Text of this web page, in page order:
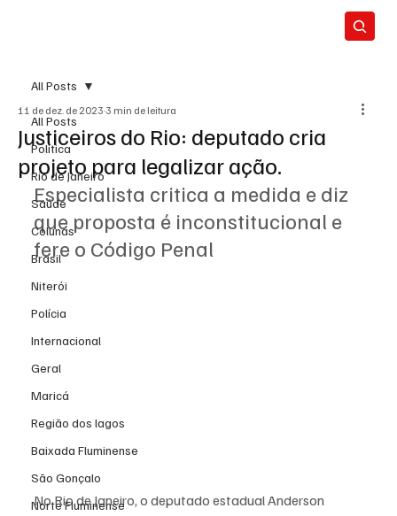
All Posts
Política
Rio de Janeiro
Saúde
Colunas
Brasil
Niterói
Polícia
Internacional
Geral
Maricá
Região dos lagos
Baixada Fluminense
São Gonçalo
Norte Fluminense
All Posts
Justiceiros do Rio: deputado cria
projeto para legalizar ação.
11 de dez. de 2023 3 min de leitura
Especialista critica a medida e diz
que proposta é inconstitucional e
fere o Código Penal
No Rio de Janeiro, o deputado estadual Anderson